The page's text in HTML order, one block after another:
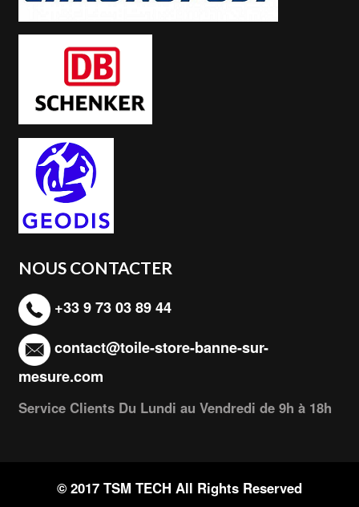
NOUS CONTACTER
+33 9 73 03 89 44
contact@toile-store-banne-sur-
mesure.com
Service Clients Du Lundi au Vendredi de 9h à 18h
© 2017 TSM TECH All Rights Reserved